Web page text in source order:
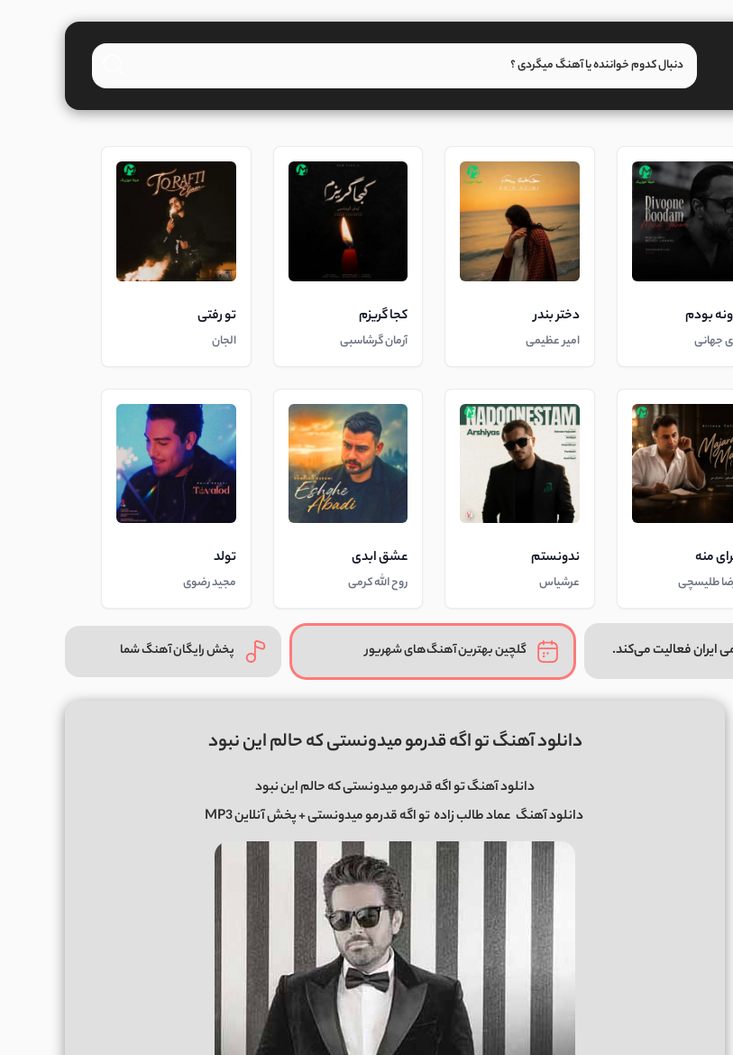
بودم
جهانی
دختر بندر
امیر عظیمی
کجا گریزم
آرمان گرشاسبی
تو رفتی
الجان
منه
طلیسچی
ندونستم
عرشیاس
عشق ابدی
روح الله کرمی
تولد
مجید رضوی
ایران فعالیت می‌کند. گلچین بهترین آهنگ‌های شهریور پخش رایگان آهنگ شما
دانلود آهنگ تو اگه قدرمو میدونستی که حالم این نبود
دانلود آهنگ تو اگه قدرمو میدونستی که حالم این نبود
دانلود آهنگ عماد طالب زادهتو اگه قدرمو میدونستی+ پخش آنلاین MP3